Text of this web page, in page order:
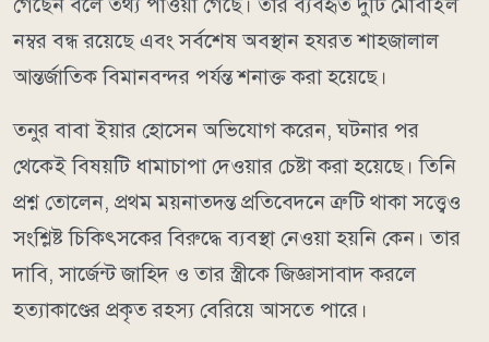
নম্বর বন্ধ রয়েছে এবং সর্বশেষ অবস্থান হযরত শাহজালাল
আন্তর্জাতিক বিমানবন্দর পর্যন্ত শনাক্ত করা হয়েছে।
তনুর বাবা ইয়ার হোসেন অভিযোগ করেন, ঘটনার পর
থেকেই বিষয়টি ধামাচাপা দেওয়ার চেষ্টা করা হয়েছে। তিনি
প্রশ্ন তোলেন, প্রথম ময়নাতদন্ত প্রতিবেদনে ত্রুটি থাকা সত্ত্বেও
সংশ্লিষ্ট চিকিৎসকের বিরুদ্ধে ব্যবস্থা নেওয়া হয়নি কেন। তার
দাবি, সার্জেন্ট জাহিদ ও তার স্ত্রীকে জিজ্ঞাসাবাদ করলে
হত্যাকাণ্ডের প্রকৃত রহস্য বেরিয়ে আসতে পারে।